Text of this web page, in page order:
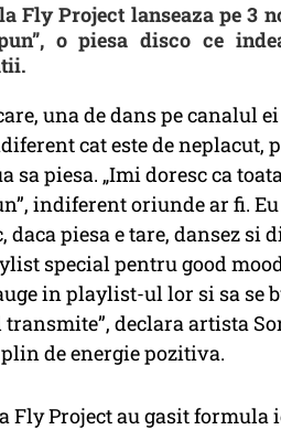
Fly Project lanseaza pe 3
o piesa disco ce
una de dans pe canalul
cat este de neplacut,
sa piesa. „Imi doresc ca
indiferent oriunde ar fi.
daca piesa e tare, dansez si
special pentru good
in playlist-ul lor si sa se
declara artista
de energie pozitiva.
Fly Project au gasit